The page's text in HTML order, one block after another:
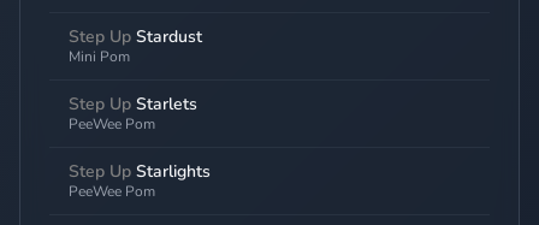
Step Up Stardust
Mini Pom
Step Up Starlets
PeeWee Pom
Step Up Starlights
PeeWee Pom